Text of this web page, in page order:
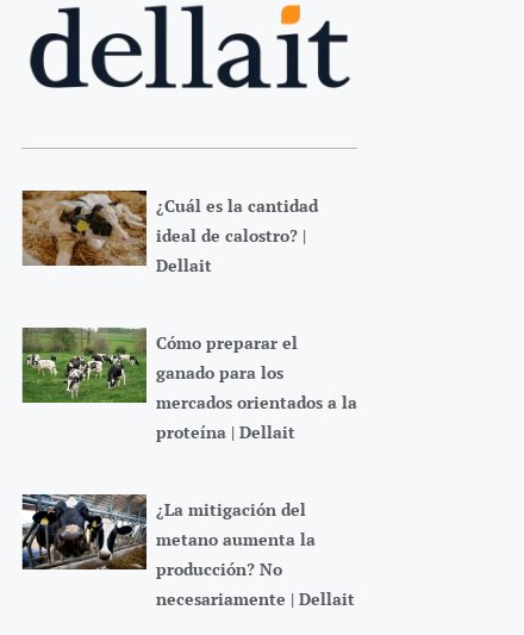
¿Cuál es la cantidad
ideal de calostro? |
Dellait
Cómo preparar el
ganado para los
mercados orientados a la
proteína | Dellait
¿La mitigación del
metano aumenta la
producción? No
necesariamente | Dellait